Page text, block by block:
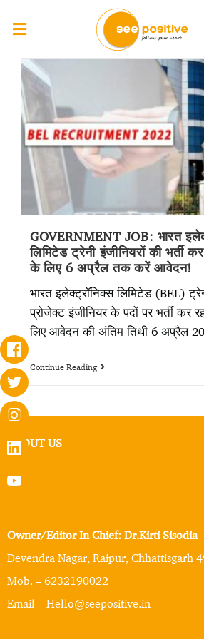
GOVERNMENT JOB: भारत
लिमिटेड ट्रेनी इंजीनियरों की भर्ती
के लिए 6 अप्रैल तक करें आवेदन!
भारत इलेक्ट्रॉनिक्स लिमिटेड (BEL)
प्रोजेक्ट इंजीनियर के पदों पर भर्ती कर
लिए आवेदन की अंतिम तिथी 6 अप्रैल
Continue Reading
ABOUT US
Owner/Editor In Chief: Dr.Kirti Sisodia
Devendra Nagar, Raipur, Chhattisgarh
Mob. – 6232190022
Email – Hello@seepositive.in